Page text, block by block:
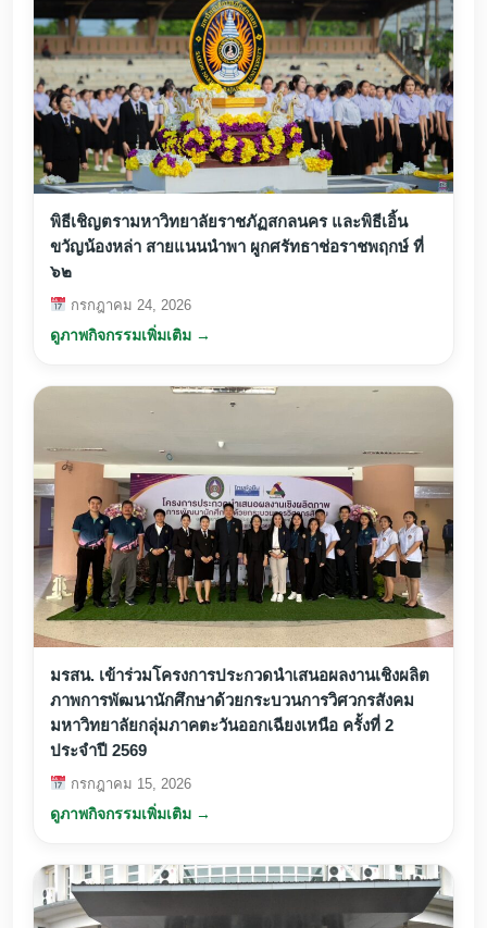
พิธีเชิญตรามหาวิทยาลัยราชภัฏสกลนคร และพิธีเอิ้น
ขวัญน้องหล่า สายแนนนำพา ผูกศรัทธาช่อราชพฤกษ์ ที่
๖๒
กรกฎาคม 24, 2026
ดูภาพกิจกรรมเพิ่มเติม →
มรสน. เข้าร่วมโครงการประกวดนำเสนอผลงานเชิงผลิต
ภาพการพัฒนานักศึกษาด้วยกระบวนการวิศวกรสังคม
มหาวิทยาลัยกลุ่มภาคตะวันออกเฉียงเหนือ ครั้งที่ 2
ประจำปี 2569
กรกฎาคม 15, 2026
ดูภาพกิจกรรมเพิ่มเติม →